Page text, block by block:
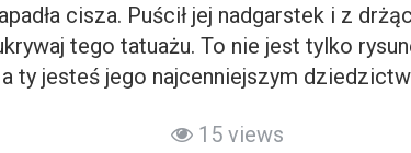
cisza. Puścił jej nadgarstek i z
tego tatuażu. To nie jest tylko
ty jesteś jego najcenniejszym
15 views